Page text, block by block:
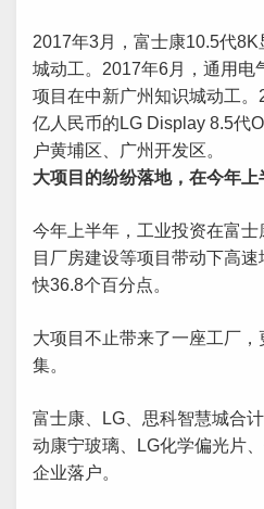
2017年3月，富士康10.5代
城动工。2017年6月，通用电
项目在中新广州知识城动工
亿人民币的LG Display 8.5代
户黄埔区、广州开发区。
大项目的纷纷落地，在今年上
今年上半年，工业投资在富
目厂房建设等项目带动下高
快36.8个百分点。
大项目不止带来了一座工厂
集。
富士康、LG、思科智慧城合
动康宁玻璃、LG化学偏光片
企业落户。